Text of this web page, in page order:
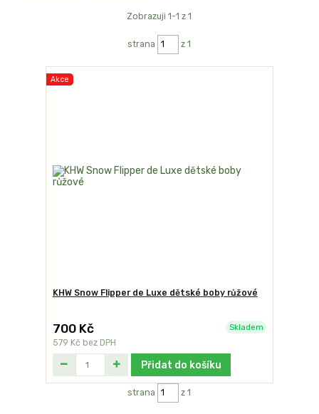
Zobrazuji 1-1 z 1
strana z 1
Akce
KHW Snow Flipper de Luxe dětské boby růžové
700 Kč
579 Kč bez DPH
Skladem
Přidat do košíku
strana z 1